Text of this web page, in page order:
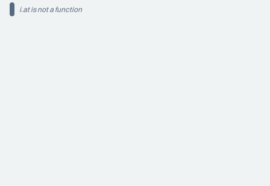
i.at is not a function